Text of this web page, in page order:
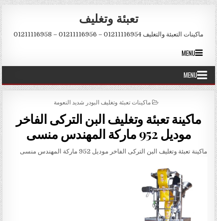
Skip to content
تعبئة وتغليف
ماكينات التعبئة والتغليف 01211116954 – 01211116956 – 01211116958
MENU
MENU
POSTED IN
ماكينات تعبئة وتغليف البودر شديد النعومة
ماكينة تعبئة وتغليف البن التركى الفاخر
موديل 952 ماركة المهندس منسى
ماكينة تعبئة وتغليف البن التركى الفاخر موديل 952 ماركة المهندس منسى